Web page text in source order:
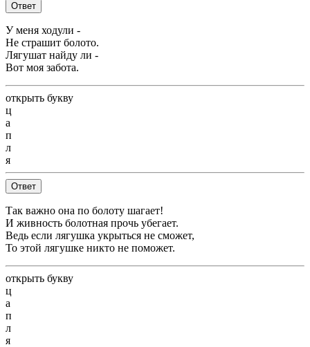
Ответ
У меня ходули -
Не страшит болото.
Лягушат найду ли -
Вот моя забота.
открыть букву
ц
а
п
л
я
Ответ
Так важно она по болоту шагает!
И живность болотная прочь убегает.
Ведь если лягушка укрыться не сможет,
То этой лягушке никто не поможет.
открыть букву
ц
а
п
л
я